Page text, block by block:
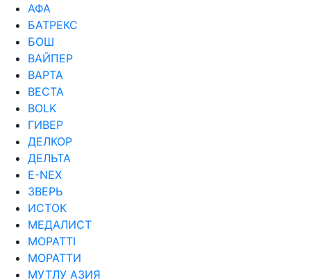
АФА
БАТРЕКС
БОШ
ВАЙПЕР
ВАРТА
ВЕСТА
ВОLK
ГИВЕР
ДЕЛКОР
ДЕЛЬТА
Е-NEX
ЗВЕРЬ
ИСТОК
МЕДАЛИСТ
МОРАТТI
МОРАТТИ
МУТЛУ АЗИЯ